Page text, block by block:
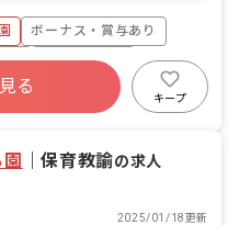
駐車場あり・月1,000円／駐
ボーナス・賞与あり
り
社会保険完備
退職金制度
る
キープ
｜保育教諭の求人
2025/01/18更新